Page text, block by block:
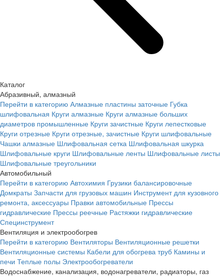
Каталог
Абразивный, алмазный
Перейти в категорию Алмазные пластины заточные Губка
шлифовальная Круги алмазные Круги алмазные больших
диаметров промышленные Круги зачистные Круги лепестковые
Круги отрезные Круги отрезные, зачистные Круги шлифовальные
Чашки алмазные Шлифовальная сетка Шлифовальная шкурка
Шлифовальные круги Шлифовальные ленты Шлифовальные листы
Шлифовальные треугольники
Автомобильный
Перейти в категорию Автохимия Грузики балансировочные
Домкраты Запчасти для грузовых машин Инструмент для кузовного
ремонта, аксессуары Правки автомобильные Прессы
гидравлические Прессы реечные Растяжки гидравлические
Специнструмент
Вентиляция и электрообогрев
Перейти в категорию Вентиляторы Вентиляционные решетки
Вентиляционные системы Кабели для обогрева труб Камины и
печи Теплые полы Электрообогреватели
Водоснабжение, канализация, водонагреватели, радиаторы, газ